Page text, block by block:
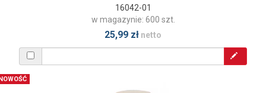
16042-01
w magazynie: 600 szt.
25,99 zł netto